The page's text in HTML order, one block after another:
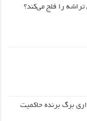
را فلج می‌کند؟
برگ برنده حاکمیت